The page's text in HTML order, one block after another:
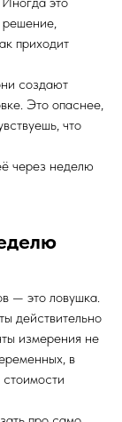
решение,
приходит
создают
Это опаснее,
что
через неделю
— это ловушка.
действительно
измерения не
в